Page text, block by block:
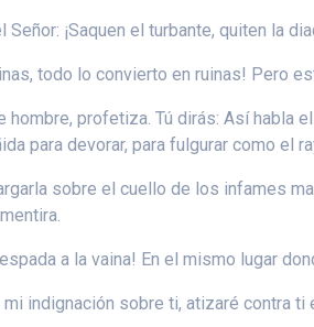
Señor: ¡Saquen el turbante, quiten la
todo lo convierto en ruinas! Pero
hombre, profetiza. Tú dirás: Así habla
para devorar, para fulgurar como el
sobre el cuello de los infames
a la vaina! En el mismo lugar
mi indignación sobre ti, atizaré contra